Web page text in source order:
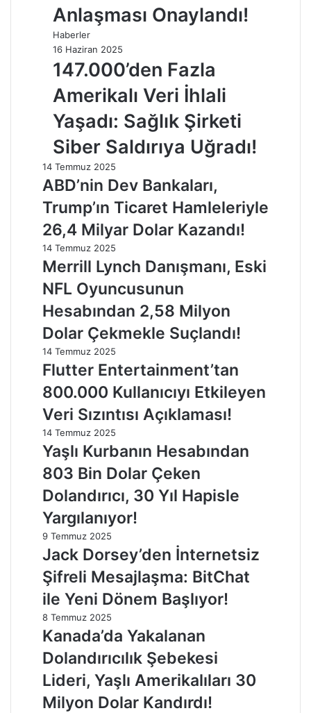
Anlaşması Onaylandı!
Haberler
16 Haziran 2025
147.000’den Fazla
Amerikalı Veri İhlali
Yaşadı: Sağlık Şirketi
Siber Saldırıya Uğradı!
14 Temmuz 2025
ABD’nin Dev Bankaları,
Trump’ın Ticaret Hamleleriyle
26,4 Milyar Dolar Kazandı!
14 Temmuz 2025
Merrill Lynch Danışmanı, Eski
NFL Oyuncusunun
Hesabından 2,58 Milyon
Dolar Çekmekle Suçlandı!
14 Temmuz 2025
Flutter Entertainment’tan
800.000 Kullanıcıyı Etkileyen
Veri Sızıntısı Açıklaması!
14 Temmuz 2025
Yaşlı Kurbanın Hesabından
803 Bin Dolar Çeken
Dolandırıcı, 30 Yıl Hapisle
Yargılanıyor!
9 Temmuz 2025
Jack Dorsey’den İnternetsiz
Şifreli Mesajlaşma: BitChat
ile Yeni Dönem Başlıyor!
8 Temmuz 2025
Kanada’da Yakalanan
Dolandırıcılık Şebekesi
Lideri, Yaşlı Amerikalıları 30
Milyon Dolar Kandırdı!